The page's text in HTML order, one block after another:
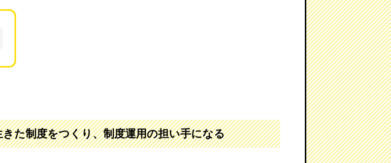
た制度をつくり、制度運用の担い手になる